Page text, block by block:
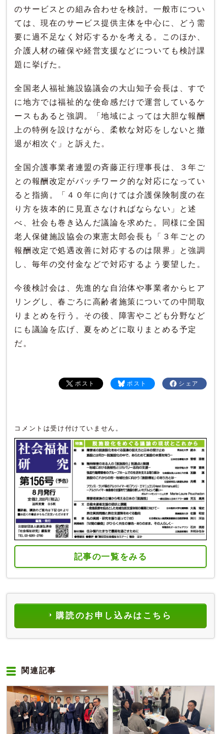
のサービスとの組み合わせを検討。一般市につい
ては、現在のサービス提供主体を中心に、どう需
要に過不足なく対応するかを考える。このほか、
介護人材の確保や経営支援などについても検討課
題に挙げた。
全国老人福祉施設協議会の大山知子会長は、すで
に地方では福祉的な使命感だけで運営しているケ
ースもあると強調。「地域によっては大胆な報酬
上の特例を設けながら、柔軟な対応をしないと撤
退が相次ぐ」と訴えた。
全国介護事業者連盟の斉藤正行理事長は、３年ご
との報酬改定がパッチワーク的な対応になってい
ると指摘。「４０年に向けては介護保険制度の在
り方を抜本的に見直さなければならない」と述
べ、社会も巻き込んだ議論を求めた。同様に全国
老人保健施設協会の東憲太郎会長も「３年ごとの
報酬改定で処遇改善に対応するのは限界」と強調
し、毎年の交付金などで対応するよう要望した。
今後検討会は、先進的な自治体や事業者からヒア
リングし、春ごろに高齢者施策についての中間取
りまとめを行う。その後、障害やこども分野など
にも議論を広げ、夏をめどに取りまとめる予定
だ。
シェア
ポスト
ポスト
コメントは受け付けていません。
記事の一覧をみる
購読のお申し込みはこちら
関連記事